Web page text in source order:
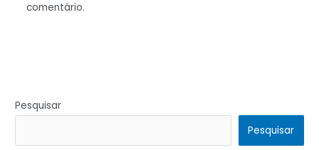
comentário.
Pesquisar
Pesquisar